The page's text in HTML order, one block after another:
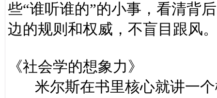
些“谁听谁的”的小事，看清背
边的规则和权威，不盲目跟风
《社会学的想象力》
米尔斯在书里核心就讲一个